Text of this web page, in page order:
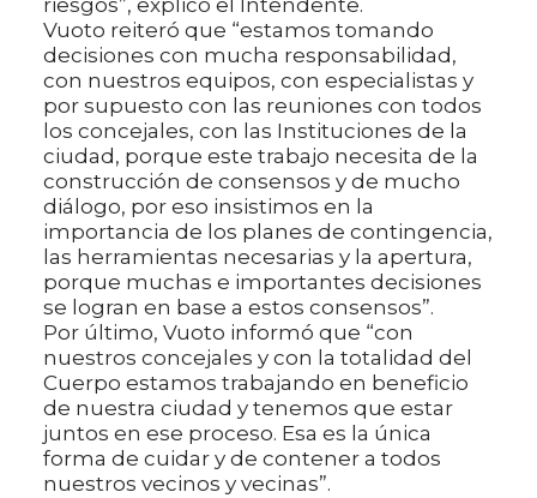
riesgos”, explicó el Intendente.
Vuoto reiteró que “estamos tomando
decisiones con mucha responsabilidad,
con nuestros equipos, con especialistas y
por supuesto con las reuniones con todos
los concejales, con las Instituciones de la
ciudad, porque este trabajo necesita de la
construcción de consensos y de mucho
diálogo, por eso insistimos en la
importancia de los planes de contingencia,
las herramientas necesarias y la apertura,
porque muchas e importantes decisiones
se logran en base a estos consensos”.
Por último, Vuoto informó que “con
nuestros concejales y con la totalidad del
Cuerpo estamos trabajando en beneficio
de nuestra ciudad y tenemos que estar
juntos en ese proceso. Esa es la única
forma de cuidar y de contener a todos
nuestros vecinos y vecinas”.